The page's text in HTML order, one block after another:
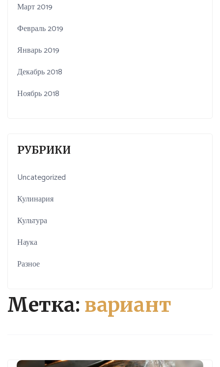
Метка: вариант
Март 2019
Февраль 2019
Январь 2019
Декабрь 2018
Ноябрь 2018
РУБРИКИ
Uncategorized
Кулинария
Культура
Наука
Разное